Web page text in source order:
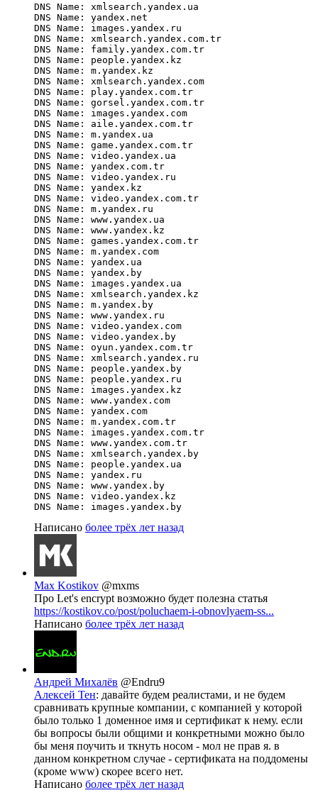
DNS Name: xmlsearch.yandex.ua
DNS Name: yandex.net
DNS Name: images.yandex.ru
DNS Name: xmlsearch.yandex.com.tr
DNS Name: family.yandex.com.tr
DNS Name: people.yandex.kz
DNS Name: m.yandex.kz
DNS Name: xmlsearch.yandex.com
DNS Name: play.yandex.com.tr
DNS Name: gorsel.yandex.com.tr
DNS Name: images.yandex.com
DNS Name: aile.yandex.com.tr
DNS Name: m.yandex.ua
DNS Name: game.yandex.com.tr
DNS Name: video.yandex.ua
DNS Name: yandex.com.tr
DNS Name: video.yandex.ru
DNS Name: yandex.kz
DNS Name: video.yandex.com.tr
DNS Name: m.yandex.ru
DNS Name: www.yandex.ua
DNS Name: www.yandex.kz
DNS Name: games.yandex.com.tr
DNS Name: m.yandex.com
DNS Name: yandex.ua
DNS Name: yandex.by
DNS Name: images.yandex.ua
DNS Name: xmlsearch.yandex.kz
DNS Name: m.yandex.by
DNS Name: www.yandex.ru
DNS Name: video.yandex.com
DNS Name: video.yandex.by
DNS Name: oyun.yandex.com.tr
DNS Name: xmlsearch.yandex.ru
DNS Name: people.yandex.by
DNS Name: people.yandex.ru
DNS Name: images.yandex.kz
DNS Name: www.yandex.com
DNS Name: yandex.com
DNS Name: m.yandex.com.tr
DNS Name: images.yandex.com.tr
DNS Name: www.yandex.com.tr
DNS Name: xmlsearch.yandex.by
DNS Name: people.yandex.ua
DNS Name: yandex.ru
DNS Name: www.yandex.by
DNS Name: video.yandex.kz
DNS Name: images.yandex.by
Написано более трёх лет назад
Max Kostikov @mxms
Про Let's encrypt возможно будет полезна статья
https://kostikov.co/post/poluchaem-i-obnovlyaem-ss...
Написано более трёх лет назад
Андрей Михалёв @Endru9
Алексей Тен: давайте будем реалистами, и не будем
сравнивать крупные компании, с компанией у которой
было только 1 доменное имя и сертификат к нему. если
бы вопросы были общими и конкретными можно было
бы меня поучить и ткнуть носом - мол не прав я. в
данном конкретном случае - сертификата на поддомены
(кроме www) скорее всего нет.
Написано более трёх лет назад